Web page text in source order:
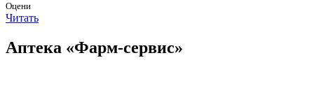
Оцени
Читать
Аптека «Фарм-сервис»